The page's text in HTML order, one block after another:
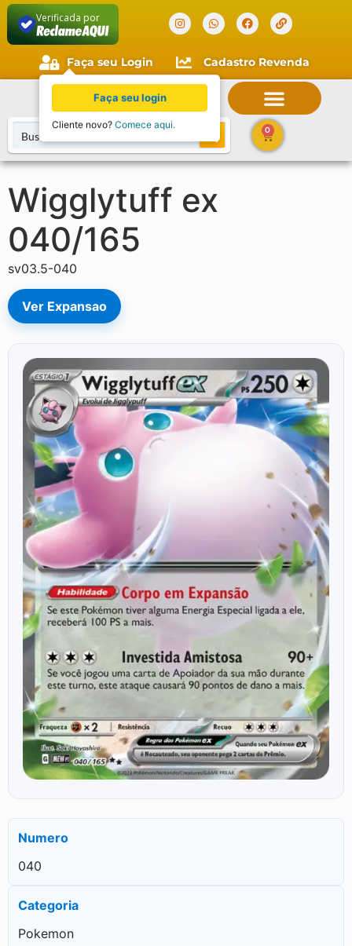
Verificada por
Faça seu Login Cadastro Revenda
0
Wigglytuff ex
040/165
sv03.5-040
Ver Expansao
Numero
040
Categoria
Pokemon
Faça seu login
Cliente novo? Comece aqui.